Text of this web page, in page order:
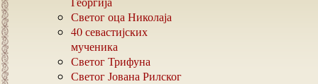
Светог оца Николаја
40севастијских
мученика
Светог Трифуна
Светог Јована Рилског